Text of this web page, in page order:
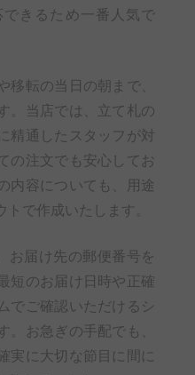
きるため一番人気で
移転の当日の朝まで、
。当店では、立て札の
精通したスタッフが対
の注文でも安心してお
内容についても、用途
で作成いたします。
お届け先の郵便番号を
短のお届け日時や正確
でご確認いただけるシ
。お急ぎの手配でも、
実に大切な節目に間に